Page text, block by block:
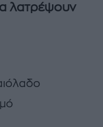
λατρέψουν